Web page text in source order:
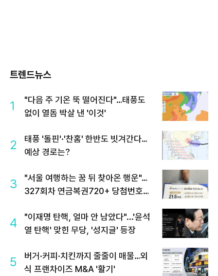
트렌드뉴스
1
"다음 주 기온 뚝 떨어진다"…태풍도
없이 열돔 박살 낸 '이것'
2
태풍 '돌핀'·'찬홈' 한반도 빗겨간다…
예상 경로는?
3
"서울 여행하는 꿈 뒤 찾아온 행운"…
327회차 연금복권720+ 당첨번호조
4
"이재명 탄핵, 얼마 안 남았다"...'윤석
열 탄핵' 맞힌 무당, '성지글' 등장
5
버거·커피·치킨까지 줄줄이 매물…외
식 프랜차이즈 M&A '활기'